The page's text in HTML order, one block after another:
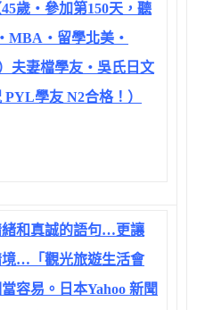
歲‧參加第150天，聽
留學北美‧
夫妻檔學友‧吳氏日文
PYL學友 N2合格！）
緒和真誠的語句…更讓
…「觀光旅遊生活會
容易。日本Yahoo 新聞